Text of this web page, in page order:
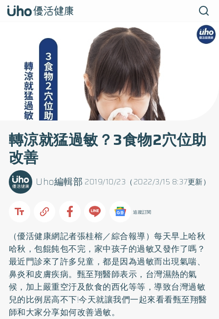
轉涼就猛過敏？3食物2穴位助
改善
2019/10/23（2022/3/15 8:37更新）
Uho編輯部
追蹤訂閱
（優活健康網記者張桂榕／綜合報導）每天早上哈秋
哈秋，包餛飩包不完，家中孩子的過敏又發作了嗎？
最近門診來了許多兒童，都是因為過敏而出現氣喘、
鼻炎和皮膚疾病。甄至翔醫師表示，台灣濕熱的氣
候，加上嚴重空汙及飲食的西化等等，導致台灣過敏
兒的比例居高不下!今天就讓我們一起來看看甄至翔醫
師和大家分享如何改善過敏。